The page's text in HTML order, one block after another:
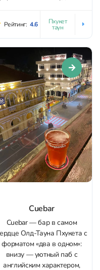
работает терраса с
на ночной рынок, где
приятно наблюдать за
городом и потоком людей.
Музыкальная программа
здесь на первом плане:
выступают...
Рейтинг: 4.6 Пхукет
таун
Cuebar
Cuebar — бар в самом
Олд-Тауна Пхукета с
форматом «два в одном»:
внизу — уютный паб с
английским характером,